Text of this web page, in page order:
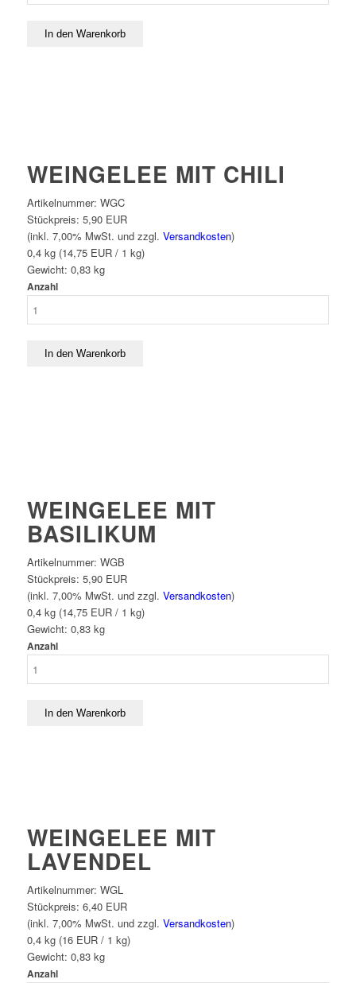
WEINGELEE MIT CHILI
Artikelnummer: WGC
Stückpreis: 5,90 EUR
(inkl. 7,00% MwSt. und zzgl. Versandkosten)
0,4 kg (14,75 EUR / 1 kg)
Gewicht: 0,83kg
Anzahl
WEINGELEE MIT
BASILIKUM
Artikelnummer: WGB
Stückpreis: 5,90 EUR
(inkl. 7,00% MwSt. und zzgl. Versandkosten)
0,4 kg (14,75 EUR / 1 kg)
Gewicht: 0,83kg
Anzahl
WEINGELEE MIT
LAVENDEL
Artikelnummer: WGL
Stückpreis: 6,40 EUR
(inkl. 7,00% MwSt. und zzgl. Versandkosten)
0,4 kg (16 EUR / 1 kg)
Gewicht: 0,83kg
Anzahl